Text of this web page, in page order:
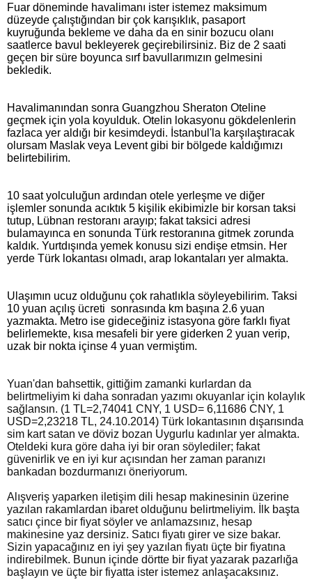
Fuar döneminde havalimanı ister istemez maksimum
düzeyde çalıştığından bir çok karışıklık, pasaport
kuyruğunda bekleme ve daha da en sinir bozucu olanı
saatlerce bavul bekleyerek geçirebilirsiniz. Biz de 2 saati
geçen bir süre boyunca sırf bavullarımızın gelmesini
bekledik.
Havalimanından sonra Guangzhou Sheraton Oteline
geçmek için yola koyulduk. Otelin lokasyonu gökdelenlerin
fazlaca yer aldığı bir kesimdeydi. İstanbul'la karşılaştıracak
olursam Maslak veya Levent gibi bir bölgede kaldığımızı
belirtebilirim.
10 saat yolculuğun ardından otele yerleşme ve diğer
işlemler sonunda acıktık 5 kişilik ekibimizle bir korsan taksi
tutup, Lübnan restoranı arayıp; fakat taksici adresi
bulamayınca en sonunda Türk restoranına gitmek zorunda
kaldık. Yurtdışında yemek konusu sizi endişe etmsin. Her
yerde Türk lokantası olmadı, arap lokantaları yer almakta.
Ulaşımın ucuz olduğunu çok rahatlıkla söyleyebilirim. Taksi
10 yuan açılış ücreti  sonrasında km başına 2.6 yuan
yazmakta. Metro ise gideceğiniz istasyona göre farklı fiyat
belirlemekte, kısa mesafeli bir yere giderken 2 yuan verip,
uzak bir nokta içinse 4 yuan vermiştim.
Yuan'dan bahsettik, gittiğim zamanki kurlardan da
belirtmeliyim ki daha sonradan yazımı okuyanlar için kolaylık
sağlansın. (1 TL=2,74041 CNY, 1 USD= 6,11686 CNY, 1
USD=2,23218 TL, 24.10.2014) Türk lokantasının dışarısında
sim kart satan ve döviz bozan Uygurlu kadınlar yer almakta.
Oteldeki kura göre daha iyi bir oran söylediler; fakat
güvenirlik ve en iyi kur açısından her zaman paranızı
bankadan bozdurmanızı öneriyorum.
Alışveriş yaparken iletişim dili hesap makinesinin üzerine
yazılan rakamlardan ibaret olduğunu belirtmeliyim. İlk başta
satıcı çince bir fiyat söyler ve anlamazsınız, hesap
makinesine yaz dersiniz. Satıcı fiyatı girer ve size bakar.
Sizin yapacağınız en iyi şey yazılan fiyatı üçte bir fiyatına
indirebilmek. Bunun içinde dörtte bir fiyat yazarak pazarlığa
başlayın ve üçte bir fiyatta ister istemez anlaşacaksınız.